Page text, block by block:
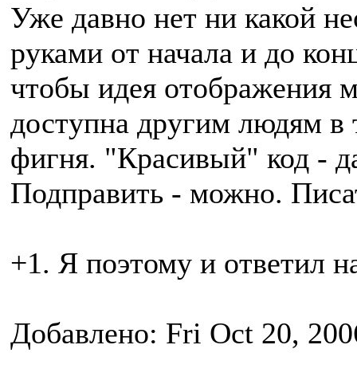
Уже давно нет ни какой
руками от начала и до
чтобы идея отображения
доступна другим людям в
фигня. "Красивый" код -
Подправить - можно.
+1. Я поэтому и ответил
Добавлено: Fri Oct 20,